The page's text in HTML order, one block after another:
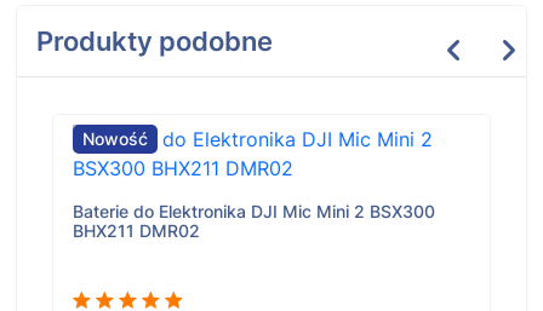
Produkty podobne
Nowość
Baterie do Elektronika DJI Mic Mini 2 BSX300
BHX211 DMR02